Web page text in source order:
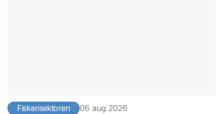
Fiskerisektoren 06 aug 2026